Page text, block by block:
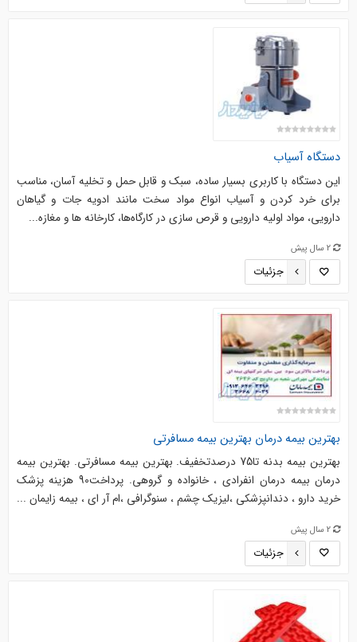
دستگاه آسیاب
این دستگاه با کاربری بسیار ساده، سبک و قابل حمل و تخلیه آسان، مناسب
برای خرد کردن و آسیاب انواع مواد سخت مانند ادویه جات و گیاهان
دارویی، مواد اولیه دارویی و قرص سازی در کارگاه‌ها، کارخانه ها و مغازه‌...
2 سال پیش
جزئیات
بهترین بیمه درمان بهترین بیمه مسافرتی
بهترین بیمه بدنه تا75 درصدتخفیف. بهترین بیمه مسافرتی. بهترین بیمه
درمان بیمه درمان انفرادی ، خانواده و گروهی. پرداخت90 هزینه پزشک
خرید دارو ، دندانپزشکی ،لیزیک چشم ، سنوگرافی ،ام آر ای ، بیمه زایمان ...
2 سال پیش
جزئیات